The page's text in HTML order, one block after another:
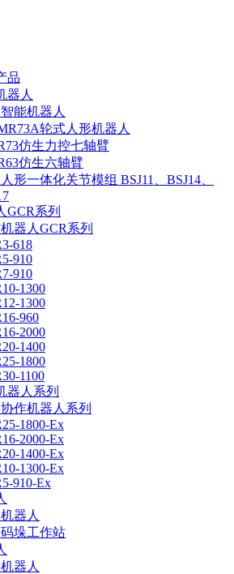
品
器人
能机器人
轮式人形机器人
仿生力控七轴臂
仿生六轴臂
形一体化关节模组 BSJ11、BSJ14、
GCR系列
器人GCR系列
618
910
910
1300
1300
960
2000
1400
1800
1100
器人系列
作机器人系列
1800-Ex
2000-Ex
1400-Ex
1300-Ex
910-Ex
器人
垛工作站
器人